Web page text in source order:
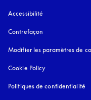
Accessibilité
Contrefaçon
Modifier les paramètres de
Cookie Policy
Politiques de confidentialité